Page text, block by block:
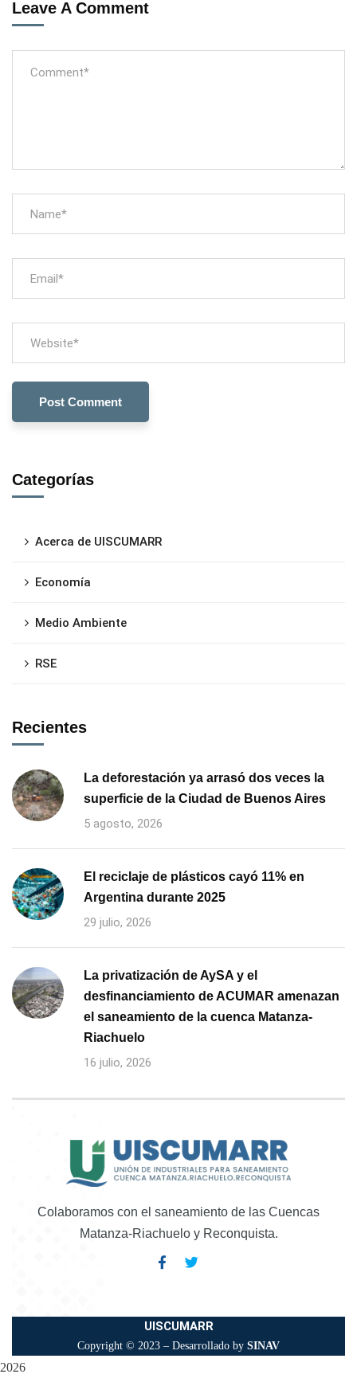
Leave A Comment
Categorías
Acerca de UISCUMARR
Economía
Medio Ambiente
RSE
Recientes
La deforestación ya arrasó dos veces la
superficie de la Ciudad de Buenos Aires
5 agosto, 2026
El reciclaje de plásticos cayó 11% en
Argentina durante 2025
29 julio, 2026
La privatización de AySA y el
desfinanciamiento de ACUMAR amenazan
el saneamiento de la cuenca Matanza-
Riachuelo
16 julio, 2026
Colaboramos con el saneamiento de las Cuencas
Matanza-Riachuelo y Reconquista.
UISCUMARR
Copyright © 2023 – Desarrollado by SINAV
2026